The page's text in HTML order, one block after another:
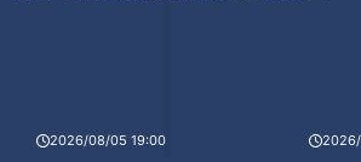
2026/08/05 19:00